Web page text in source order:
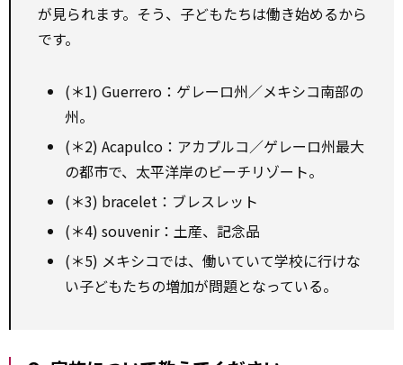
が見られます。そう、子どもたちは働き始めるから
です。
(＊1) Guerrero：ゲレーロ州／メキシコ南部の
州。
(＊2) Acapulco：アカプルコ／ゲレーロ州最大
の都市で、太平洋岸のビーチリゾート。
(＊3) bracelet：ブレスレット
(＊4) souvenir：土産、記念品
(＊5) メキシコでは、働いていて学校に行けな
い子どもたちの増加が問題となっている。